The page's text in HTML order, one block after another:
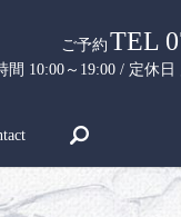
ご予約 TEL
間 10:00～19:00 / 定休日